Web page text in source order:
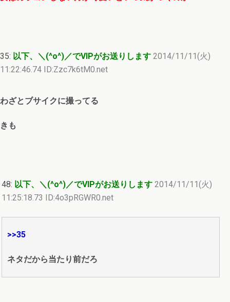
35: 以下、＼(^o^)／でVIPがお送りします 2014/11/11(火)
11:22:46.74 ID:Zzc7k6tM0.net
わざとブサイクに撮ってる
きも
48: 以下、＼(^o^)／でVIPがお送りします 2014/11/11(火)
11:25:18.73 ID:4o3pRGWR0.net
>>35
ネタだから当たり前だろ